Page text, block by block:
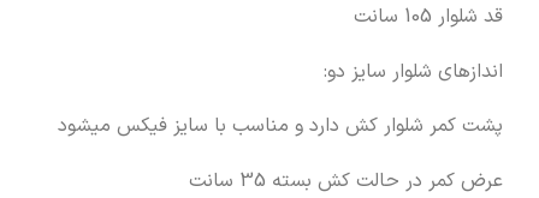
قد شلوار 105 سانت
اندازهای شلوار سایز دو:
پشت کمر شلوار کش دارد و مناسب با سایز فیکس میشود
عرض کمر در حالت کش بسته 35 سانت